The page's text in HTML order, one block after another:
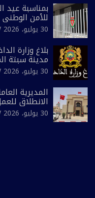
بمناسبة عيد
للأمن الوطني
فرقتين
30 يوليو، 2026
بلاغ وزارة
مدينة سبتة
30 يوليو، 2026
المديرية
الانطلاق
للشرطة
30 يوليو، 2026